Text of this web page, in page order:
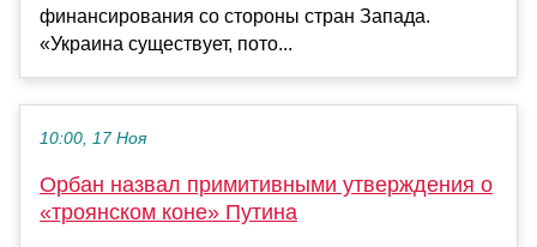
финансирования со стороны стран Запада.
«Украина существует, пото...
10:00, 17 Ноя
Орбан назвал примитивными утверждения о
«троянском коне» Путина